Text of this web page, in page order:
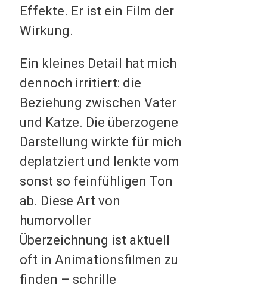
Effekte. Er ist ein Film der
Wirkung.
Ein kleines Detail hat mich
dennoch irritiert: die
Beziehung zwischen Vater
und Katze. Die überzogene
Darstellung wirkte für mich
deplatziert und lenkte vom
sonst so feinfühligen Ton
ab. Diese Art von
humorvoller
Überzeichnung ist aktuell
oft in Animationsfilmen zu
finden – schrille